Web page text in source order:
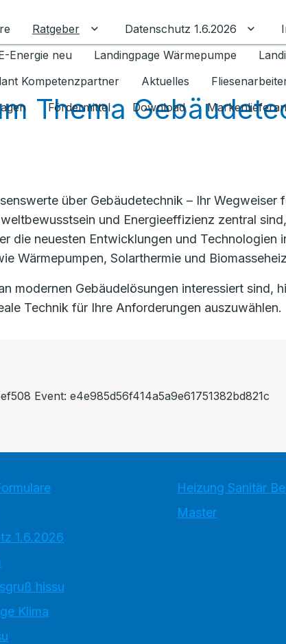
Ratgeber Untermenü für Ratgeber
Datenschutz 1.6.2026
Energie neu Landingpage Wärmepumpe
Kompetenzpartner
Aktuelles
Fördermittel Download
Thema
über Gebäudetechnik – Ihr
und Energieeffizienz zentral
die neuesten Entwicklungen und
Wärmepumpen, Solarthermie und
modernen Gebäudelösungen interessiert sind,
Technik für Ihre Anforderungen auszuwählen.
Event: e4e985d56f414a5a9e61751382bd821c
1.6.2026
hissu
Klima
Heizung Sanitär
Master